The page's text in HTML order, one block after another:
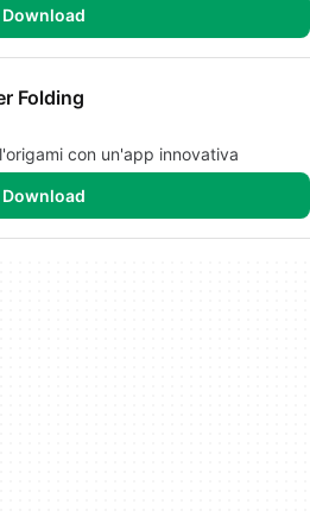
Download
Folding
con un'app innovativa
Download